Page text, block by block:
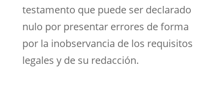
testamento que puede ser declarado
nulo por presentar errores de forma
por la inobservancia de los requisitos
legales y de su redacción.